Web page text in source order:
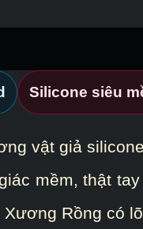
Silicone siêu
vật giả
mềm, thật
Rồng có